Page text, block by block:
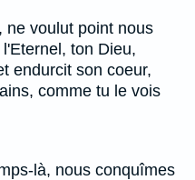
ne voulut point nous
ton Dieu,
endurcit son coeur,
comme tu le vois
là, nous conquîmes